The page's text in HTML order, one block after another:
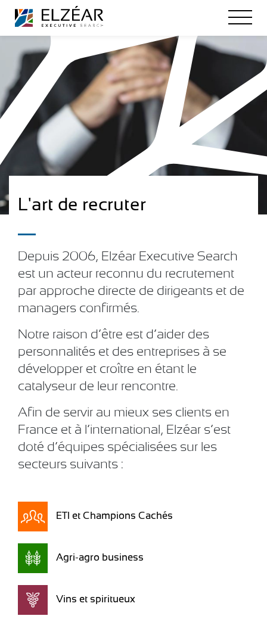
L'art de recruter
Depuis 2006, Elzéar Executive Search
est un acteur reconnu du recrutement
par approche directe de dirigeants et de
managers confirmés.
Notre raison d’être est d’aider des
personnalités et des entreprises à se
développer et croître en étant le
catalyseur de leur rencontre.
Afin de servir au mieux ses clients en
France et à l’international, Elzéar s’est
doté d’équipes spécialisées sur les
secteurs suivants :
ETI et Champions Cachés
Agri-agro business
Vins et spiritueux